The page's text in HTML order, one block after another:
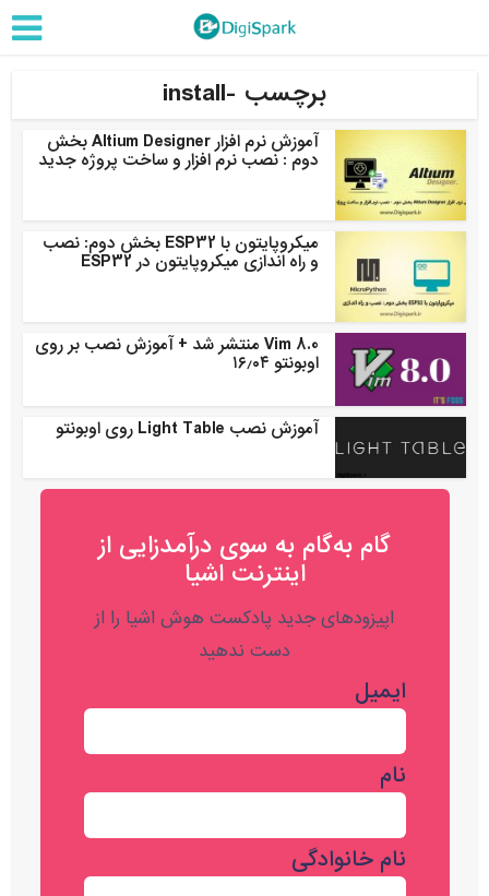
برچسب -install
آموزش نرم افزار Altium Designer بخش
دوم : نصب نرم افزار و ساخت پروژه جدید
میکروپایتون با ESP32 بخش دوم: نصب
و راه اندازی میکروپایتون در ESP32
Vim 8.0 منتشر شد + آموزش نصب بر روی
اوبونتو ۱۶٫۰۴
آموزش نصب Light Table روی اوبونتو
گام به‌گام به‌ سوی درآمدزایی از
اینترنت اشیا
اپیزودهای جدید پادکست هوش اشیا را از
دست ندهید
ایمیل
نام
نام خانوادگی